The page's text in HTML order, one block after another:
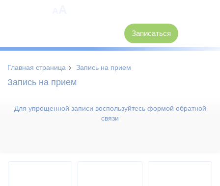
Записаться
Главная страница › Запись на прием
Запись на прием
Для упрощенной записи воспользуйтесь формой обратной
связи